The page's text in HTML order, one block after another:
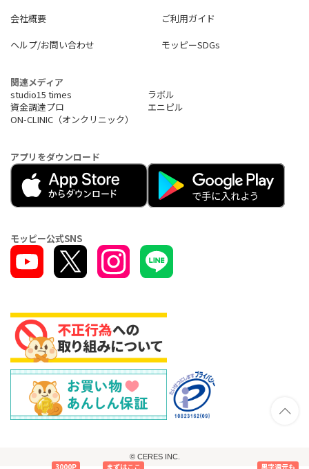
3000P まずはここ 黒字還元も
会社概要
ご利用ガイド
ヘルプ/お問い合わせ
モッピーSDGs
関連メディア
studio15 times
ラボル
資金調達プロ
エニピル
ON-CLINIC（オンクリニック）
アプリをダウンロード
モッピー公式SNS
© CERES INC.